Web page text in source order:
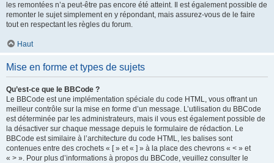
les remontées n’a peut-être pas encore été atteint. Il est également possible de
remonter le sujet simplement en y répondant, mais assurez-vous de le faire
tout en respectant les règles du forum.
Haut
Mise en forme et types de sujets
Qu’est-ce que le BBCode ?
Le BBCode est une implémentation spéciale du code HTML, vous offrant un
meilleur contrôle sur la mise en forme d’un message. L’utilisation du BBCode
est déterminée par les administrateurs, mais il vous est également possible de
la désactiver sur chaque message depuis le formulaire de rédaction. Le
BBCode est similaire à l’architecture du code HTML, les balises sont
contenues entre des crochets « [ » et « ] » à la place des chevrons « < » et
« > ». Pour plus d’informations à propos du BBCode, veuillez consulter le